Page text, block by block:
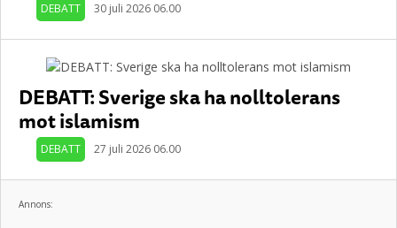
DEBATT 30 juli 2026 06.00
DEBATT: Sverige ska ha nolltolerans
mot islamism
DEBATT 27 juli 2026 06.00
Annons: